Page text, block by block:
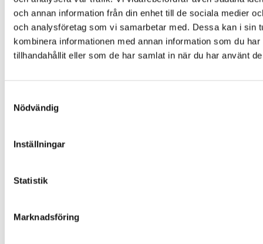
och annan information från din enhet till de sociala medier
och analysföretag som vi samarbetar med. Dessa kan i sin
kombinera informationen med annan information som du har
tillhandahållit eller som de har samlat in när du har använt
Nödvändig
Inställningar
Statistik
Marknadsföring